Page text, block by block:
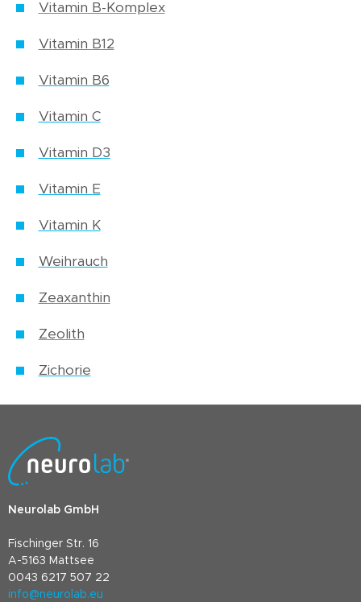
Vitamin B-Komplex
Vitamin B12
Vitamin B6
Vitamin C
Vitamin D3
Vitamin E
Vitamin K
Weihrauch
Zeaxanthin
Zeolith
Zichorie
Neurolab GmbH
Fischinger Str. 16
A-5163 Mattsee
0043 6217 507 22
info@neurolab.eu